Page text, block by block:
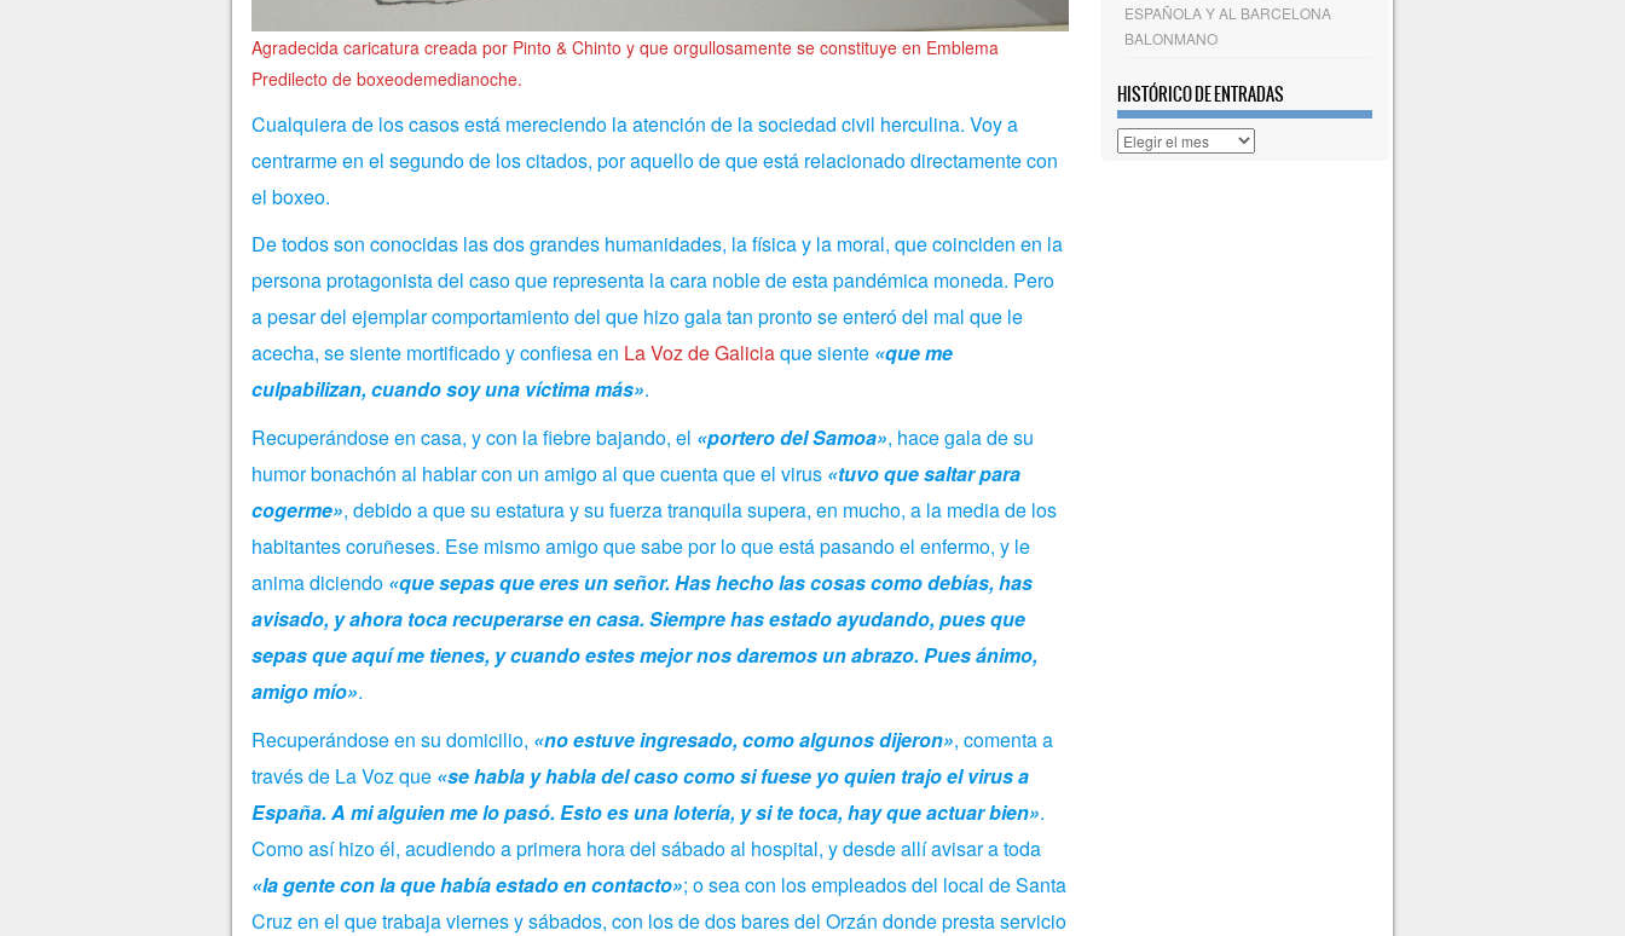
Agradecida caricatura creada por Pinto & Chinto y que orgullosamente se constituye en Emblema
Predilecto de boxeodemedianoche.
Cualquiera de los casos está mereciendo la atención de la sociedad civil herculina. Voy a
centrarme en el segundo de los citados, por aquello de que está relacionado directamente con
el boxeo.
De todos son conocidas las dos grandes humanidades, la física y la moral, que coinciden en la
persona protagonista del caso que representa la cara noble de esta pandémica moneda. Pero
a pesar del ejemplar comportamiento del que hizo gala tan pronto se enteró del mal que le
acecha, se siente mortificado y confiesa en La Voz de Galiciaque siente«que me
culpabilizan, cuando soy una víctima más».
Recuperándose en casa, y con la fiebre bajando, el «portero del Samoa», hace gala de su
humor bonachón al hablar con un amigo al que cuenta que el virus «tuvo que saltar para
cogerme», debido a que su estatura y su fuerza tranquila supera, en mucho, a la media de los
habitantes coruñeses. Ese mismo amigo que sabe por lo que está pasando el enfermo, y le
anima diciendo «que sepas que eres un señor. Has hecho las cosas como debías, has
avisado, y ahora toca recuperarse en casa. Siempre has estado ayudando, pues que
sepas que aquí me tienes, y cuando estes mejor nos daremos un abrazo. Pues ánimo,
amigo mío».
Recuperándose en su domicilio, «no estuve ingresado, como algunos dijeron», comenta a
través de La Voz que «se habla y habla del caso como si fuese yo quien trajo el virus a
España. A mi alguien me lo pasó. Esto es una lotería, y si te toca, hay que actuar bien».
Como así hizo él, acudiendo a primera hora del sábado al hospital, y desde allí avisar a toda
«la gente con la que había estado en contacto»; o sea con los empleados del local de Santa
Cruz en el que trabaja viernes y sábados, con los de dos bares del Orzán donde presta servicio
ESPAÑOLA Y AL BARCELONA
BALONMANO
HISTÓRICO DE ENTRADAS
Histórico